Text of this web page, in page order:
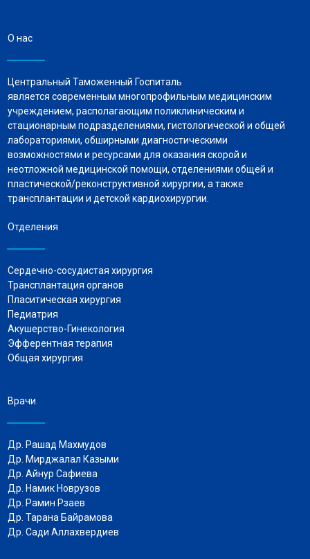
О нас
Центральный Таможенный Госпиталь
является современным многопрофильным медицинским
учреждением, располагающим поликлиническим и
стационарным подразделениями, гистологической и общей
лабораториями, обширными диагностическими
возможностями и ресурсами для оказания скорой и
неотложной медицинской помощи, отделениями общей и
пластической/реконструктивной хирургии, а также
трансплантации и детской кардиохирургии.
Отделения
Сердечно-сосудистая хирургия
Трансплантация органов
Пласитическая хирургия
Педиатрия
Акушерство-Гинекология
Эфферентная терапия
Общая хирургия
Врачи
Др. Рашад Махмудов
Др. Мирджалал Казыми
Др. Айнур Сафиева
Др. Намик Новрузов
Др. Рамин Рзаев
Др. Тарана Байрамова
Др. Сади Аллахвердиев